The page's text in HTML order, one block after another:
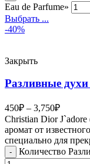
Eau de Parfume»
Выбрать ...
-40%
Закрыть
Разливные
450₽ – 3,750₽
Christian Dior
аромат от
специально для
Количество